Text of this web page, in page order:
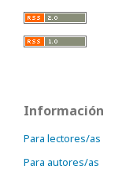
Información
Para lectores/as
Para autores/as